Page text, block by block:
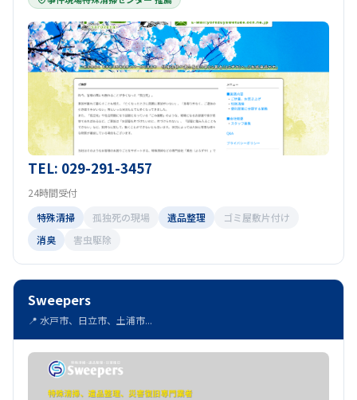
TEL: 029-291-3457
24時間受付
特殊清掃
孤独死の現場 遺品整理
ゴミ屋敷片付け
消臭
害虫駆除
Sweepers
📍 水戸市、日立市、土浦市...